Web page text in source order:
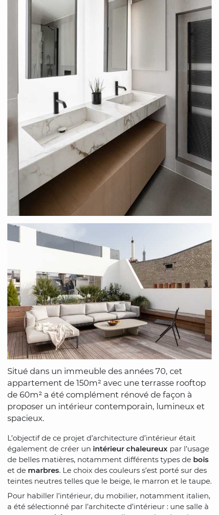
Situé dans un immeuble des années 70, cet
appartement de 150m² avec une terrasse rooftop
de 60m² a été complément rénové de façon à
proposer un intérieur contemporain, lumineux et
spacieux.
L’objectif de ce projet d’architecture d’intérieur était
également de créer un intérieur chaleureux par l’usage
de belles matières, notamment différents types de bois
et de marbres. Le choix des couleurs s’est porté sur des
teintes neutres telles que le beige, le marron et le taupe.
Pour habiller l’intérieur, du mobilier, notamment italien,
a été sélectionné par l’architecte d’intérieur : une salle à